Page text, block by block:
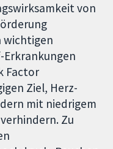
von
wichtigen
Erkrankungen
Factor
Ziel, Herz-
mit niedrigem
Zu